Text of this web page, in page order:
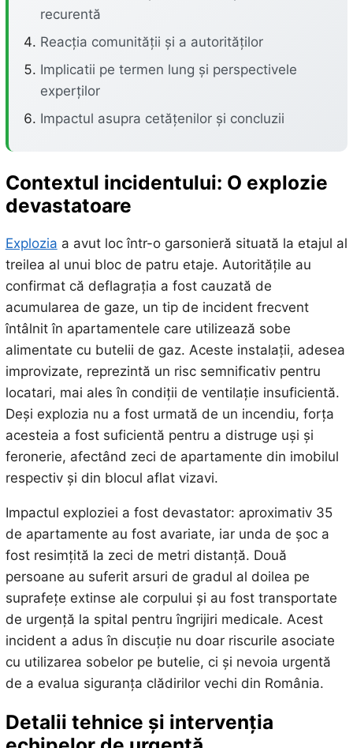
recurentă
Reacția comunității și a autorităților
Implicatii pe termen lung și perspectivele
experților
Impactul asupra cetățenilor și concluzii
Contextul incidentului: O explozie
devastatoare
Explozia a avut loc într-o garsonieră situată la etajul al
treilea al unui bloc de patru etaje. Autoritățile au
confirmat că deflagrația a fost cauzată de
acumularea de gaze, un tip de incident frecvent
întâlnit în apartamentele care utilizează sobe
alimentate cu butelii de gaz. Aceste instalații, adesea
improvizate, reprezintă un risc semnificativ pentru
locatari, mai ales în condiții de ventilație insuficientă.
Deși explozia nu a fost urmată de un incendiu, forța
acesteia a fost suficientă pentru a distruge uși și
feronerie, afectând zeci de apartamente din imobilul
respectiv și din blocul aflat vizavi.
Impactul exploziei a fost devastator: aproximativ 35
de apartamente au fost avariate, iar unda de șoc a
fost resimțită la zeci de metri distanță. Două
persoane au suferit arsuri de gradul al doilea pe
suprafețe extinse ale corpului și au fost transportate
de urgență la spital pentru îngrijiri medicale. Acest
incident a adus în discuție nu doar riscurile asociate
cu utilizarea sobelor pe butelie, ci și nevoia urgentă
de a evalua siguranța clădirilor vechi din România.
Detalii tehnice și intervenția